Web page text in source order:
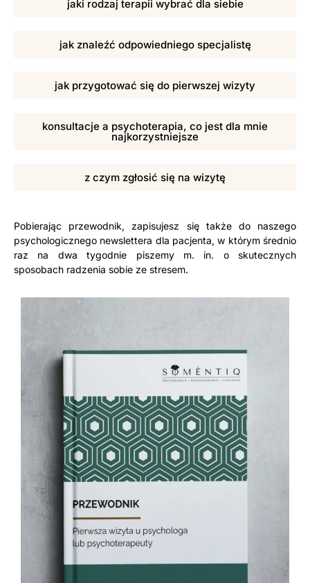
jaki rodzaj terapii wybrać dla siebie
jak znaleźć odpowiedniego specjalistę
jak przygotować się do pierwszej wizyty
konsultacje a psychoterapia, co jest dla mnie
najkorzystniejsze
z czym zgłosić się na wizytę
Pobierając przewodnik, zapisujesz się także do naszego
psychologicznego newslettera dla pacjenta, w którym średnio
raz na dwa tygodnie piszemy m. in. o skutecznych
sposobach radzenia sobie ze stresem.